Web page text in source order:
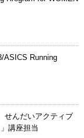
ASICS Running
んだいアクティブ
講座担当